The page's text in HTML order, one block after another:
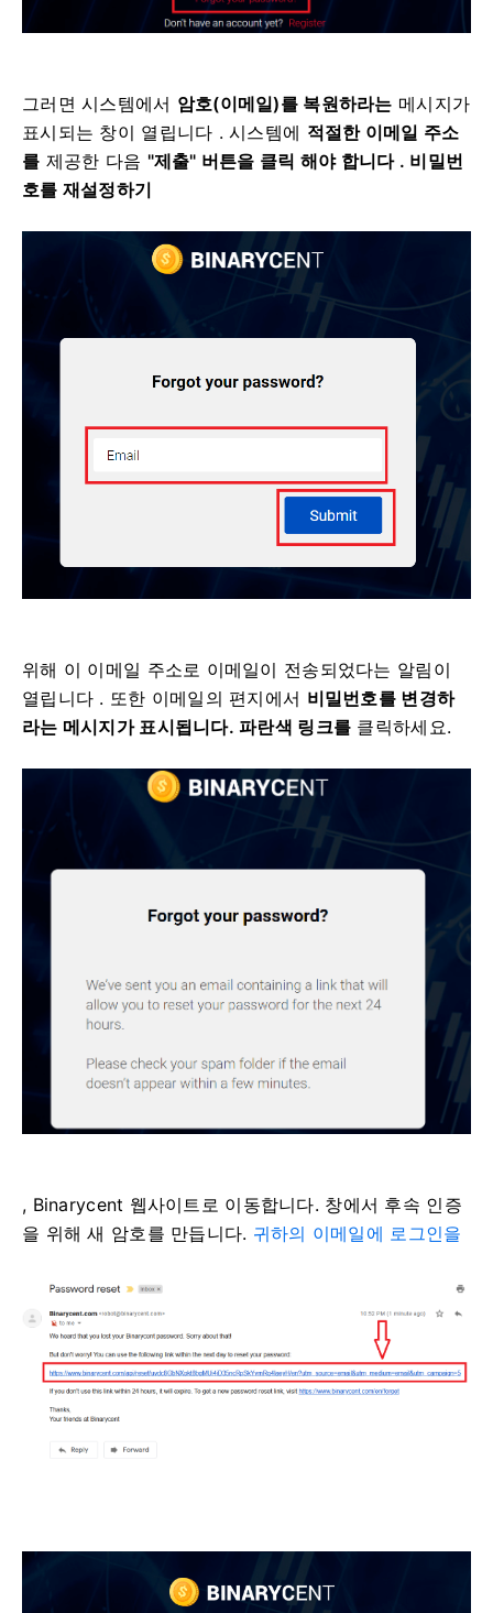
그러면 시스템에서 암호(이메일)를 복원하라는 메시지가
표시되는 창이 열립니다 .시스템에 적절한 이메일 주소
를 제공한 다음 "제출" 버튼을 클릭 해야 합니다 . 비밀번
호를 재설정하기
위해 이 이메일 주소로 이메일이 전송되었다는 알림이
열립니다 . 또한 이메일의 편지에서 비밀번호를 변경하
라는 메시지가 표시됩니다.파란색 링크를 클릭하세요.
, Binarycent 웹사이트로 이동합니다. 창에서 후속 인증
을 위해 새 암호를 만듭니다. 귀하의 이메일에 로그인을